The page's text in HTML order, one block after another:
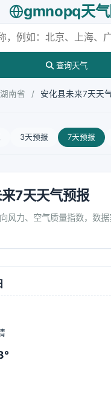
gmnopq天气
查询天气
湖南省 / 安化县未来7天天
3天预报 7天预报
7天天气预报
风力、空气质量指数，数